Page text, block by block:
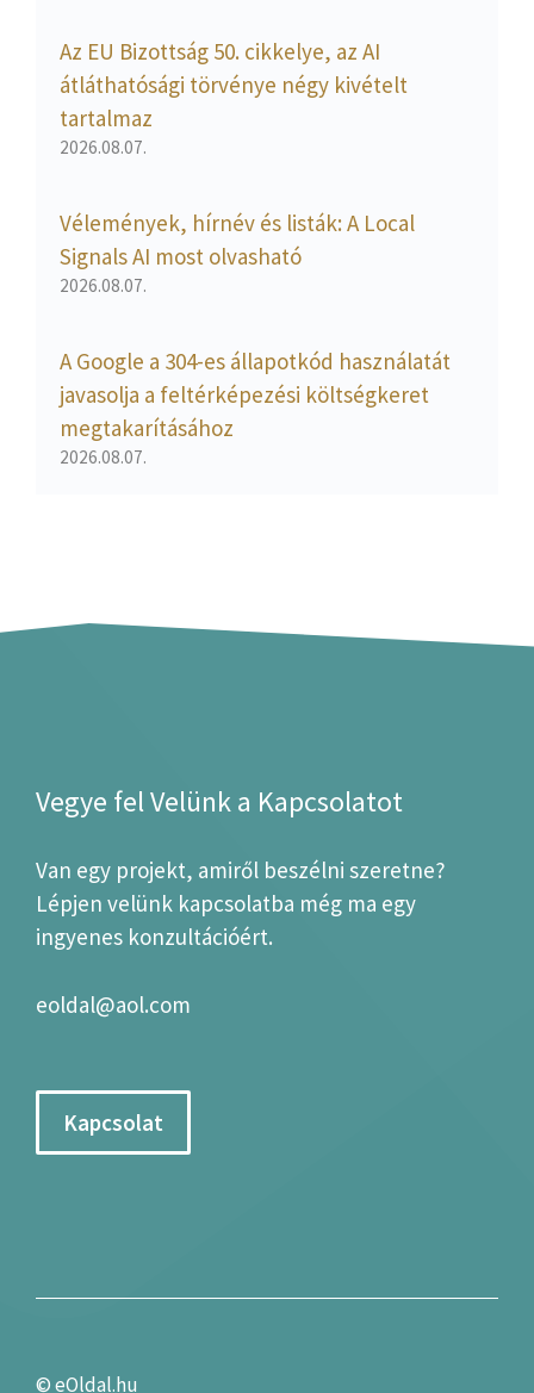
Az EU Bizottság 50. cikkelye, az AI
átláthatósági törvénye négy kivételt
tartalmaz
2026.08.07.
Vélemények, hírnév és listák: A Local
Signals AI most olvasható
2026.08.07.
A Google a 304-es állapotkód használatát
javasolja a feltérképezési költségkeret
megtakarításához
2026.08.07.
Vegye fel Velünk a Kapcsolatot
Van egy projekt, amiről beszélni szeretne?
Lépjen velünk kapcsolatba még ma egy
ingyenes konzultációért.
eoldal@aol.com
Kapcsolat
©eOldal.hu